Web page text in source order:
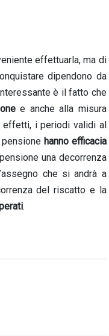
effettuarla, ma di
dipendono da
è il fatto che
e anche alla misura
effetti, i periodi validi al
hanno efficacia
una decorrenza
che si andrà a
del riscatto e la
.